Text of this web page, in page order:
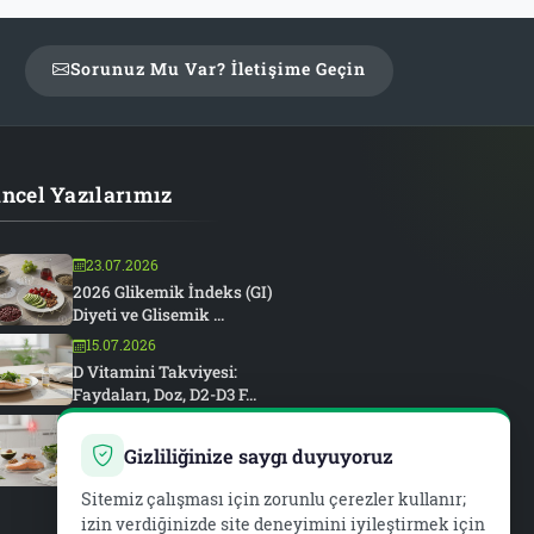
Sorunuz Mu Var? İletişime Geçin
Yazılarımız
23.07.2026
2026 Glikemik İndeks (GI)
Diyeti ve Glisemik ...
15.07.2026
D Vitamini Takviyesi:
Faydaları, Doz, D2-D3 F...
Romatoid Artrit ve
Beslenme: Anti-
İnflamatuar...
Gizliliğinize saygı duyuyoruz
Sitemiz çalışması için zorunlu çerezler kullanır;
izin verdiğinizde site deneyimini iyileştirmek için